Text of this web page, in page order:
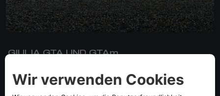
GIULIA GTA UND GTAm​
Die wiedergeborene Legende